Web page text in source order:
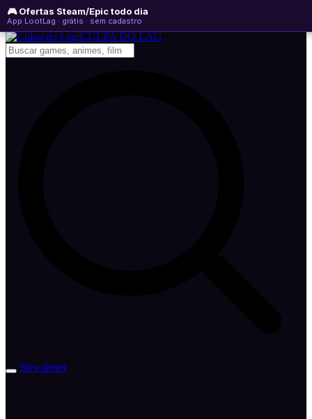
🎮 Ofertas Steam/Epic todo dia
App LootLag · grátis · sem cadastro
domingo, 09 de agosto de 2026 WhatsApp
Newsletter
CULPA DO LAG
Newsletter